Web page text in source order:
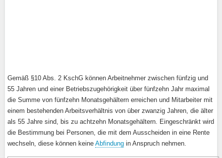
Gemäß §10 Abs. 2 KschG können Arbeitnehmer zwischen fünfzig und
55 Jahren und einer Betriebszugehörigkeit über fünfzehn Jahr maximal
die Summe von fünfzehn Monatsgehältern erreichen und Mitarbeiter mit
einem bestehenden Arbeitsverhältnis von über zwanzig Jahren, die älter
als 55 Jahre sind, bis zu achtzehn Monatsgehältern. Eingeschränkt wird
die Bestimmung bei Personen, die mit dem Ausscheiden in eine Rente
wechseln, diese können keine Abfindung in Anspruch nehmen.